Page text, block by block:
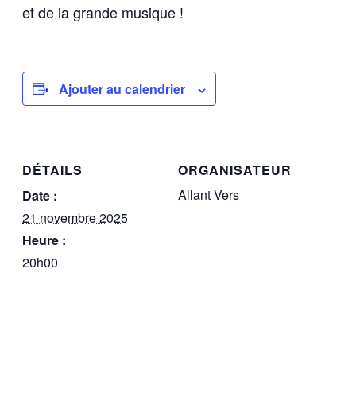
et de la grande musique !
Ajouter au calendrier
DÉTAILS
Date :
21 novembre 2025
Heure :
20h00
ORGANISATEUR
Allant Vers